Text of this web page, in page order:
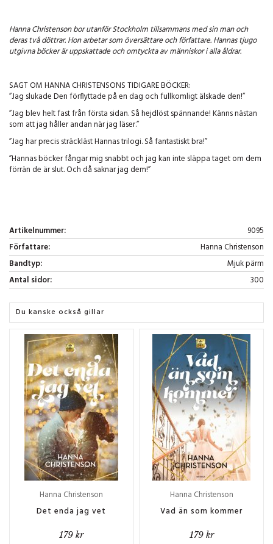
Hanna Christenson bor utanför Stockholm tillsammans med sin man och
deras två döttrar. Hon arbetar som översättare och författare. Hannas tjugo
utgivna böcker är uppskattade och omtyckta av människor i alla åldrar.
SAGT OM HANNA CHRISTENSONS TIDIGARE BÖCKER:
”Jag slukade Den förflyttade på en dag och fullkomligt älskade den!”
”Jag blev helt fast från första sidan. Så hejdlöst spännande! Känns nästan
som att jag håller andan när jag läser.”
”Jag har precis sträckläst Hannas trilogi. Så fantastiskt bra!”
”Hannas böcker fångar mig snabbt och jag kan inte släppa taget om dem
förrän de är slut. Och då saknar jag dem!”
Artikelnummer:
9095
Författare:
Hanna Christenson
Bandtyp:
Mjuk pärm
Antal sidor:
300
Du kanske också gillar
Hanna Christenson
Det enda jag vet
179 kr
Hanna Christenson
Vad än som kommer
179 kr